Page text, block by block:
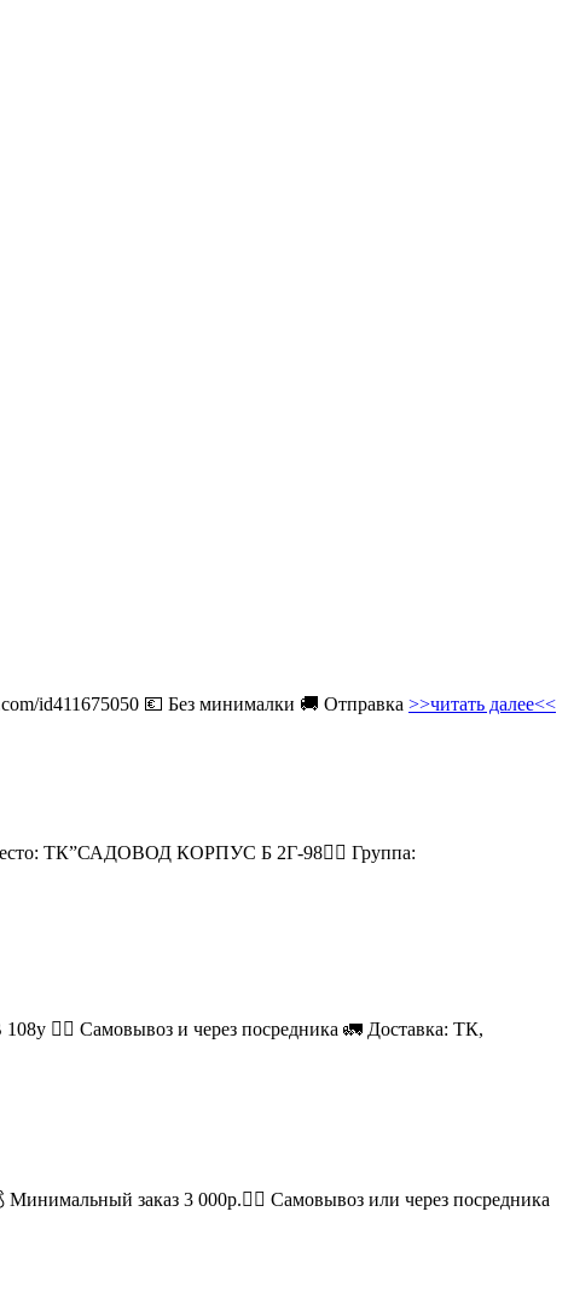
id411675050 💶 Без минималки 🚚 Отправка >>читать далее<<
Место: ТК”САДОВОД КОРПУС Б 2Г-98👉🏻 Группа:
🚶‍♂ Самовывоз и через посредника 🚛 Доставка: ТК,
заказ 3 000р.🚶‍♀ Самовывоз или через посредника